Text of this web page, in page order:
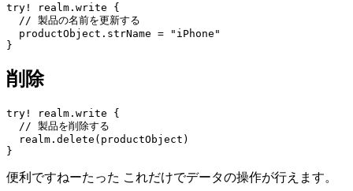
try! realm.write {
  // 製品の名前を更新する
  productObject.strName = "iPhone"
}
削除
try! realm.write {
  // 製品を削除する
  realm.delete(productObject)
}
便利ですねーたった これだけでデータの操作が行えます。